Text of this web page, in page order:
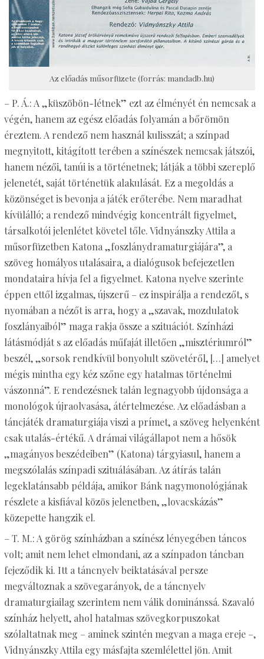
Az előadás műsorfüzete (forrás: mandadb.hu)
– P. Á.: A „küszöbön-létnek” ezt az élményét én nemcsak a
végén, hanem az egész előadás folyamán a bőrömön
éreztem. A rendező nem használ kulisszát; a színpad
megnyitott, kitágított terében a színészek nemcsak játszói,
hanem nézői, tanúi is a történetnek; látják a többi szereplő
jelenetét, saját történetük alakulását. Ez a megoldás a
közönséget is bevonja a játék erőterébe. Nem maradhat
kívülálló; a rendező mindvégig koncentrált figyelmet,
társalkotói jelenlétet követel tőle. Vidnyánszky Attila a
műsorfüzetben Katona „foszlánydramaturgiájára”, a
szöveg homályos utalásaira, a dialógusok befejezetlen
mondataira hívja fel a figyelmet. Katona nyelve szerinte
éppen ettől izgalmas, újszerű – ez inspirálja a rendezőt, s
nyomában a nézőt is arra, hogy a „szavak, mozdulatok
foszlányaiból” maga rakja össze a szituációt. Színházi
látásmódját s az előadás műfaját illetően „misztériumról”
beszél, „sorsok rendkívül bonyolult szövetéről, […] amelyet
mégis mintha egy kéz szőne egy hatalmas történelmi
vászonná”. E rendezésnek talán legnagyobb újdonsága a
monológok újraolvasása, átértelmezése. Az előadásban a
táncjáték dramaturgiája viszi a prímet, a szöveg helyenként
csak utalás-értékű. A drámai világállapot nem a hősök
„magányos beszédeiben” (Katona) tárgyiasul, hanem a
megszólalás színpadi szituálásában. Az átírás talán
legeklatánsabb példája, amikor Bánk nagymonológjának
részlete a kisfiával közös jelenetben, „lovacskázás”
közepette hangzik el.
– T. M.: A görög színházban a színész lényegében táncos
volt; amit nem lehet elmondani, az a színpadon táncban
fejeződik ki. Itt a táncnyelv beiktatásával persze
megváltoznak a szövegarányok, de a táncnyelv
dramaturgiailag szerintem nem válik dominánssá. Szavaló
színház helyett, ahol hatalmas szövegkorpuszokat
szólaltatnak meg – aminek szintén megvan a maga ereje –,
Vidnyánszky Attila egy másfajta szemlélettel jön. Amit